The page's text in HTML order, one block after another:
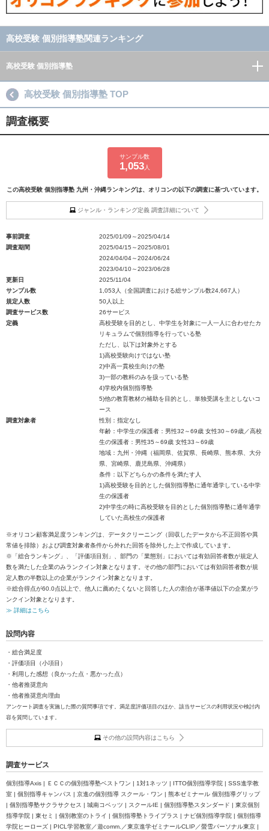
高校受験 個別指導塾関連ランキング
高校受験 個別指導塾
高校受験 個別指導塾 TOP
調査概要
サンプル数
1,053人
この高校受験 個別指導塾 九州・沖縄ランキングは、オリコンの以下の調査に基づいています。
ジャンル・ランキング定義 調査詳細について
事前調査
2025/01/09～2025/04/14
調査期間
2025/04/15～2025/08/01
2024/04/04～2024/06/24
2023/04/10～2023/06/28
更新日
2025/11/04
サンプル数
1,053人（全国調査における総サンプル数24,667人）
規定人数
50人以上
調査サービス数
26サービス
定義
高校受験を目的とし、中学生を対象に一人一人に合わせたカ
リキュラムで個別指導を行っている塾
ただし、以下は対象外とする
1)高校受験向けではない塾
2)中高一貫校生向けの塾
3)一部の教科のみを扱っている塾
4)学校内個別指導塾
5)他の教育教材の補助を目的とし、単独受講を主としないコ
ース
調査対象者
性別：指定なし
年齢：中学生の保護者：男性32～69歳 女性30～69歳／高校
生の保護者：男性35～69歳 女性33～69歳
地域：九州・沖縄（福岡県、佐賀県、長崎県、熊本県、大分
県、宮崎県、鹿児島県、沖縄県）
条件：以下どちらかの条件を満たす人
1)高校受験を目的とした個別指導塾に通年通学している中学
生の保護者
2)中学生の時に高校受験を目的とした個別指導塾に通年通学
していた高校生の保護者
※オリコン顧客満足度ランキングは、データクリーニング（回収したデータから不正回答や異
常値を排除）および調査対象者条件から外れた回答を除外した上で作成しています。
※「総合ランキング」、「評価項目別」、部門の「業態別」においては有効回答者数が規定人
数を満たした企業のみランクイン対象となります。その他の部門においては有効回答者数が規
定人数の半数以上の企業がランクイン対象となります。
※総合得点が60.0点以上で、他人に薦めたくないと回答した人の割合が基準値以下の企業がラ
ンクイン対象となります。
≫ 詳細はこちら
設問内容
・総合満足度
・評価項目（小項目）
・利用した感想（良かった点・悪かった点）
・他者推奨意向
・他者推奨意向理由
アンケート調査を実施した際の質問事項です。満足度評価項目のほか、該当サービスの利用状況や検討内
容を質問しています。
その他の設問内容はこちら
調査サービス
個別指導Axis | ＥＣＣの個別指導塾ベストワン | 1対1ネッツ | ITTO個別指導学院 | SSS進学教
室 | 個別指導キャンパス | 京進の個別指導 スクール・ワン | 熊本ゼミナール 個別指導グリップ
| 個別指導塾サクラサクセス | 城南コベッツ | スクールIE | 個別指導塾スタンダード | 東京個別
指導学院 | 東セミ | 個別教室のトライ | 個別指導塾トライプラス | ナビ個別指導学院 | 個別指導
学院ヒーローズ | PICL学習教室／遊comm.／東京進学ゼミナールCLIP／螢雪パーソナル東京 |